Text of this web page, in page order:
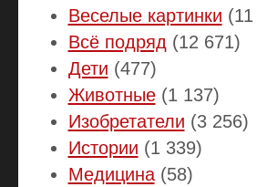
Веселые картинки
Всё подряд (12 671)
Дети (477)
Животные(1 137)
Изобретатели (3 256)
Истории (1 339)
Медицина(58)